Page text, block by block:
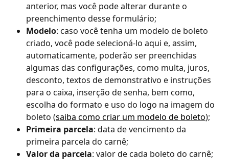
anterior, mas você pode alterar durante o
preenchimento desse formulário;
Modelo: caso você tenha um modelo de boleto
criado, você pode selecioná-lo aqui e, assim,
automaticamente, poderão ser preenchidas
algumas das configurações, como multa, juros,
desconto, textos de demonstrativo e instruções
para o caixa, inserção de senha, bem como,
escolha do formato e uso do logo na imagem do
boleto (saiba como criar um modelo de boleto);
Primeira parcela: data de vencimento da
primeira parcela do carnê;
Valor da parcela: valor de cada boleto do carnê;